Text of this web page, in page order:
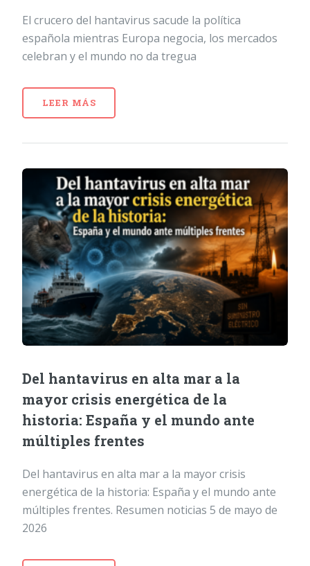
El crucero del hantavirus sacude la política
española mientras Europa negocia, los mercados
celebran y el mundo no da tregua
LEER MÁS
Del hantavirus en alta mar a la
mayor crisis energética de la
historia: España y el mundo ante
múltiples frentes
Del hantavirus en alta mar a la mayor crisis
energética de la historia: España y el mundo ante
múltiples frentes. Resumen noticias 5 de mayo de
2026